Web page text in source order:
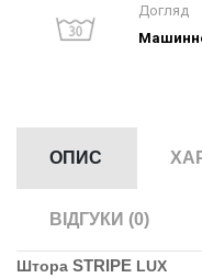
Догляд
ОПИС
ВІДГУКИ (0)
Штора STRIPE LUX